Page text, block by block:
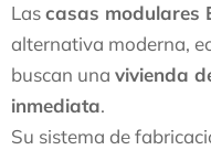
Lascasas modulares
alternativa moderna,
buscan una vivienda
inmediata.
Su sistema de